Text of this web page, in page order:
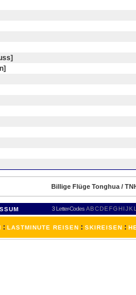
Billige Flüge Tonghua /
3 Letter-Codes ABCDEFGH IJKL
: LASTMINUTE REISEN : SKIREISEN :